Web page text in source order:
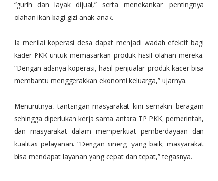
“gurih dan layak dijual,” serta menekankan pentingnya
olahan ikan bagi gizi anak-anak.
Ia menilai koperasi desa dapat menjadi wadah efektif bagi
kader PKK untuk memasarkan produk hasil olahan mereka.
“Dengan adanya koperasi, hasil penjualan produk kader bisa
membantu menggerakkan ekonomi keluarga,” ujarnya.
Menurutnya, tantangan masyarakat kini semakin beragam
sehingga diperlukan kerja sama antara TP PKK, pemerintah,
dan masyarakat dalam memperkuat pemberdayaan dan
kualitas pelayanan. “Dengan sinergi yang baik, masyarakat
bisa mendapat layanan yang cepat dan tepat,” tegasnya.